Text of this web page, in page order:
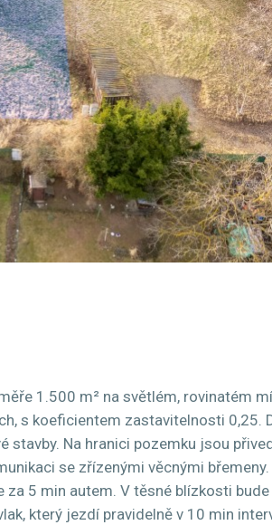
1.500 m² na světlém, rovinatém
s koeficientem zastavitelnosti
Na hranici pozemku jsou
se zřízenými věcnými
5 min autem. V těsné blízkosti
který jezdí pravidelně v 10 min